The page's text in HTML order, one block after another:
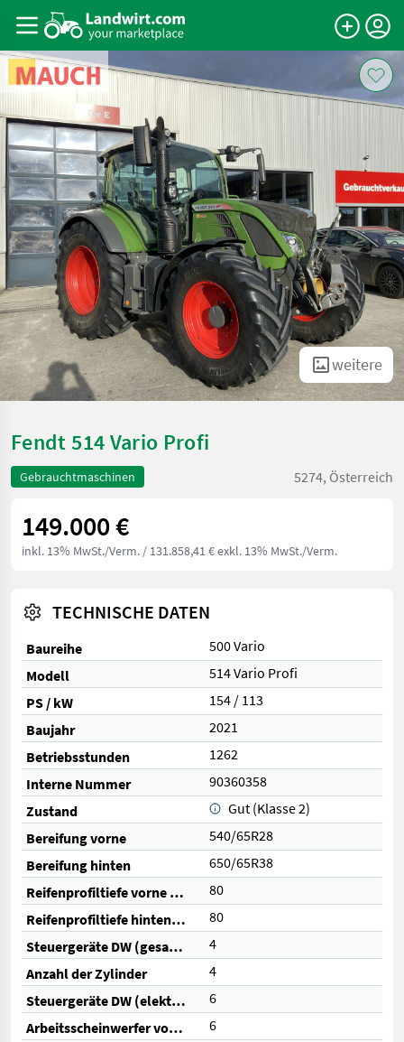
weitere
Fendt 514 Vario Profi
Gebrauchtmaschinen 5274, Österreich
149.000 €
inkl. 13% MwSt./Verm. / 131.858,41 € exkl. 13% MwSt./Verm.
TECHNISCHE DATEN
Baureihe
500 Vario
Modell
514 Vario Profi
PS / kW
154 / 113
Baujahr
2021
Betriebsstunden
1262
Interne Nummer
90360358
Zustand
Gut (Klasse 2)
Bereifung vorne
540/65R28
Bereifung hinten
650/65R38
Reifenprofiltiefe vorne (%)
80
Reifenprofiltiefe hinten (%)
80
Steuergeräte DW (gesamt)
4
Anzahl der Zylinder
4
Steuergeräte DW (elektrisch)
6
Arbeitsscheinwerfer vorne
6